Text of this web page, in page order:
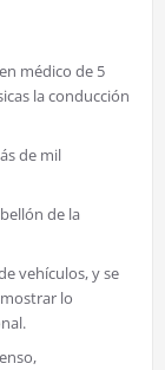
médico de 5
la conducción
de mil
de la
vehículos, y se
lo